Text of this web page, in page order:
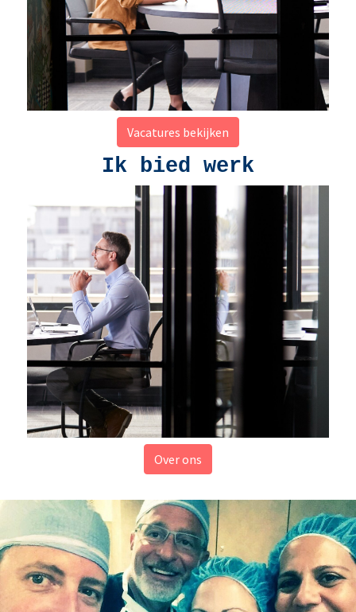
Vacatures bekijken
Ik bied werk
Over ons